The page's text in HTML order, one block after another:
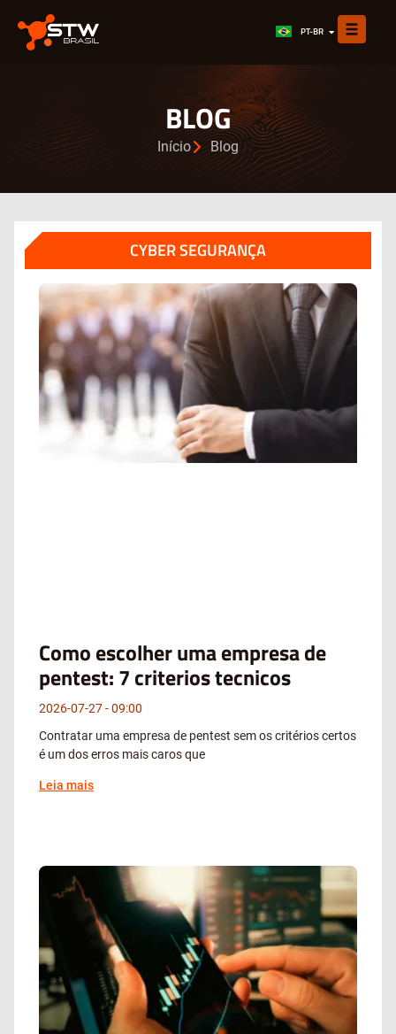
PT-BR
ES
BLOG
Início Blog
CYBER SEGURANÇA
Como escolher uma empresa de
pentest: 7 criterios tecnicos
2026-07-27
09:00
Contratar uma empresa de pentest sem os critérios certos
é um dos erros mais caros que
Leia mais